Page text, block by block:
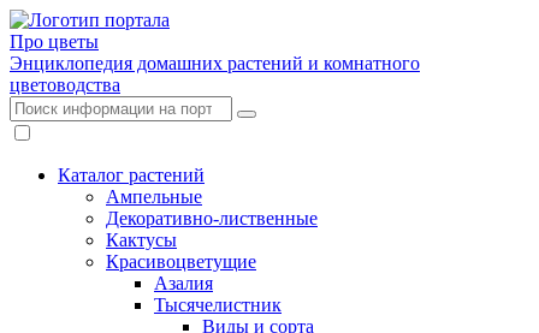
Про цветы
Энциклопедия домашних растений и комнатного
цветоводства
Каталог растений
Ампельные
Декоративно-лиственные
Кактусы
Красивоцветущие
Азалия
Тысячелистник
Виды и сорта